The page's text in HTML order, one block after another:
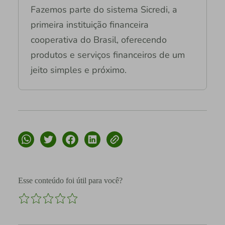
Fazemos parte do sistema Sicredi, a
primeira instituição financeira
cooperativa do Brasil, oferecendo
produtos e serviços financeiros de um
jeito simples e próximo.
Esse conteúdo foi útil para você?